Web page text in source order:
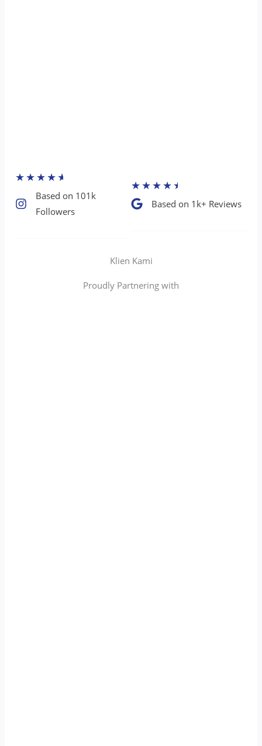
★★★★★
Based on 101k
Followers​
★★★★★
Based on 1k+ Reviews​
Klien Kami
Proudly Partnering with